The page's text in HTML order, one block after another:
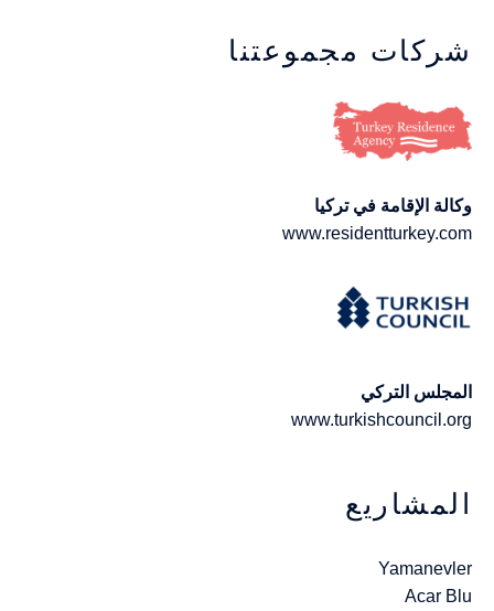
شركات مجموعتنا
وكالة الإقامة في تركيا
www.residentturkey.com
المجلس التركي
www.turkishcouncil.org
المشاريع
Yamanevler
Acar Blu